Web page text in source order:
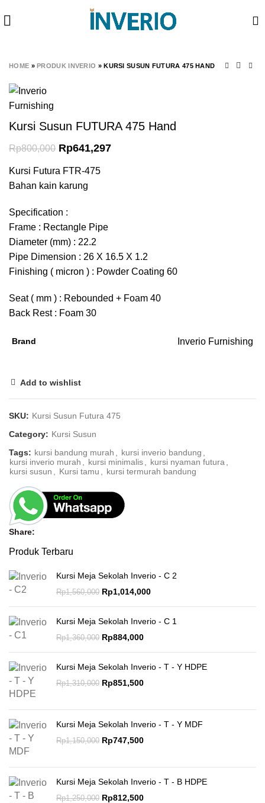
360 product view
HOME » PRODUK INVERIO » KURSI SUSUN FUTURA 475 HAND
Kursi Susun FUTURA 475 Hand
Rp800,000 Rp641,297
Kursi Futura FTR-475
Bahan kain karung
Specification :
Frame : Rectangle Pipe
Diameter (mm) : 22.2
Pipe Dimension : 26 X 16.5 X 1.2
Finishing ( micron ) : Powder Coating 60
Seat ( mm ) : Rebounded + Foam 40
Back Rest : Foam 30
Brand Inverio Furnishing
Add to wishlist
SKU: Kursi Susun Futura 475
Category: Kursi Susun
Tags: kursi bandung murah , kursi inverio bandung ,
kursi inverio murah , kursi minimalis, kursi nyaman futura,
kursi susun , Kursi tamu , kursi termurah bandung
Share
Produk Terbaru
Kursi Meja Sekolah Inverio - C 2
Rp1,560,000 Rp1,014,000
Kursi Meja Sekolah Inverio - C 1
Rp1,360,000 Rp884,000
Kursi Meja Sekolah Inverio - T - Y HDPE
Rp1,310,000 Rp851,500
Kursi Meja Sekolah Inverio - T - Y MDF
Rp1,150,000 Rp747,500
Kursi Meja Sekolah Inverio - T - B HDPE
Rp1,250,000 Rp812,500